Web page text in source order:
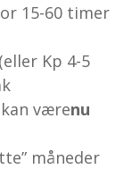
15-60 timer
(eller Kp 4-5
værenu
måneder